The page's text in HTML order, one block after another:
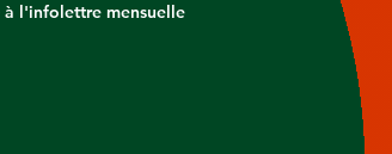
à l'infolettre mensuelle